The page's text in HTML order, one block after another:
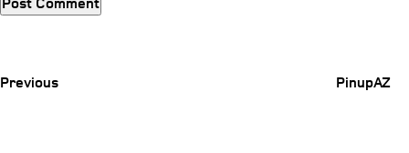
Previous
PinupAZ